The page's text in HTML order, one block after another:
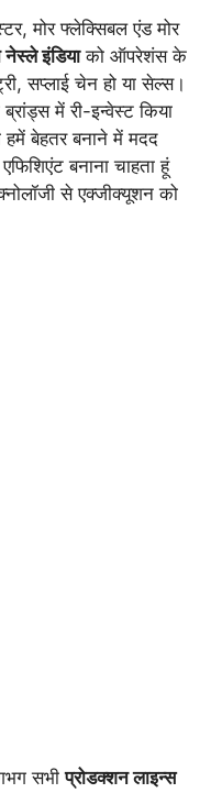
मोर फ्लेक्सिबल एंड मोर
नेस्ले इंडियाको ऑपरेशंस के
सप्लाई चेन हो या सेल्स।
में री-इन्वेस्ट किया
हमें बेहतर बनाने में मदद
बनाना चाहता हूं
से एक्जीक्यूशन को
सभीप्रोडक्शन लाइन्स